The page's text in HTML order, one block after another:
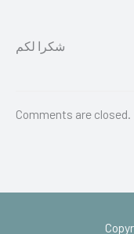
شكرا لكم
Comments are closed.